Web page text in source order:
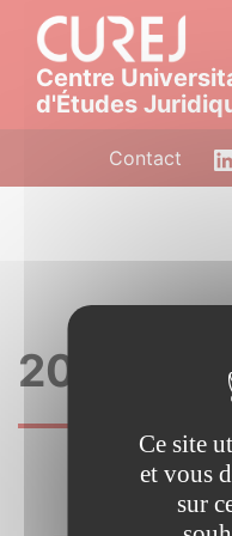
Aller
contenu
Centre
d'Études
CUREJ
Universitaire
Rouennais
Juridiques
Contact
20
Panneau de gestion
Ce site
et vous
sur